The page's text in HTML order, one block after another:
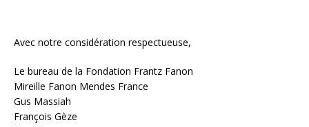
Avec notre considération respectueuse,
Le bureau de la Fondation Frantz Fanon
Mireille Fanon Mendes France
Gus Massiah
François Gèze